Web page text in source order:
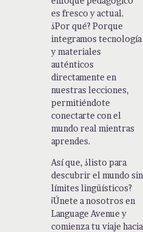
es fresco y actual.
¿Por qué? Porque
integramos tecnología
y materiales
auténticos
directamente en
nuestras lecciones,
permitiéndote
conectarte con el
mundo real mientras
aprendes.
Así que, ¿listo para
descubrir el mundo sin
límites lingüísticos?
¡Únete a nosotros en
Language Avenue y
comienza tu viaje hacia